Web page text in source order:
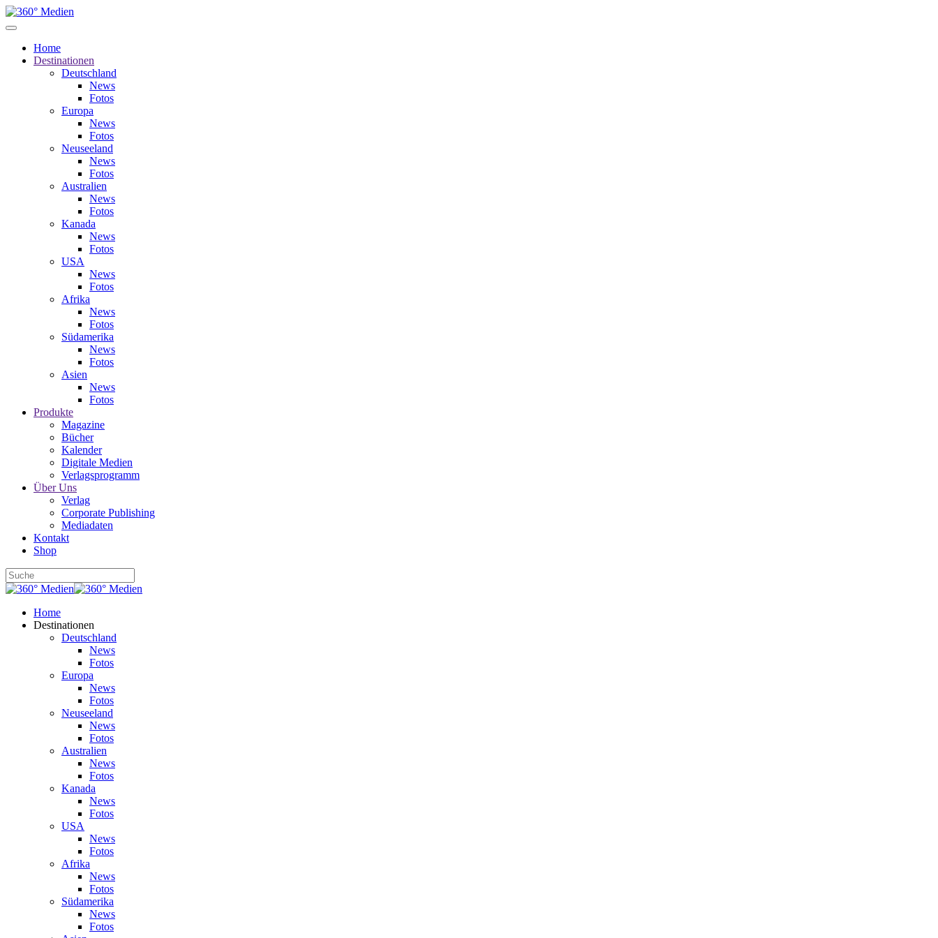
Home
Destinationen
Deutschland
News
Fotos
Europa
News
Fotos
Neuseeland
News
Fotos
Australien
News
Fotos
Kanada
News
Fotos
USA
News
Fotos
Afrika
News
Fotos
Südamerika
News
Fotos
Asien
News
Fotos
Produkte
Magazine
Bücher
Kalender
Digitale Medien
Verlagsprogramm
Über Uns
Verlag
Corporate Publishing
Mediadaten
Kontakt
Shop
Home
Destinationen
Deutschland
News
Fotos
Europa
News
Fotos
Neuseeland
News
Fotos
Australien
News
Fotos
Kanada
News
Fotos
USA
News
Fotos
Afrika
News
Fotos
Südamerika
News
Fotos